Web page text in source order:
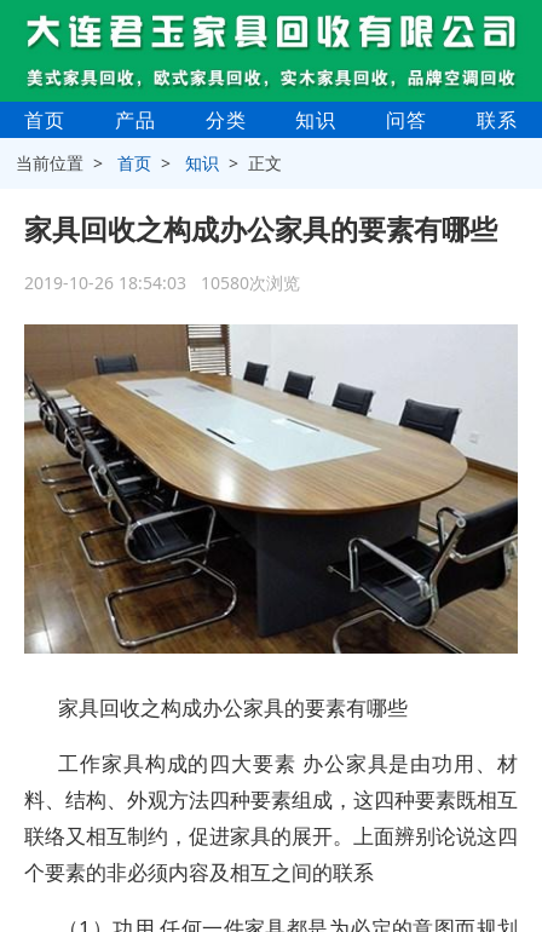
首页 产品 分类 知识 问答 联系
当前位置 >首页 >知识 > 正文
家具回收之构成办公家具的要素有哪些
2019-10-26 18:54:03 10580次浏览
家具回收之构成办公家具的要素有哪些
工作家具构成的四大要素 办公家具是由功用、材
料、结构、外观方法四种要素组成，这四种要素既相互
联络又相互制约，促进家具的展开。上面辨别论说这四
个要素的非必须内容及相互之间的联系